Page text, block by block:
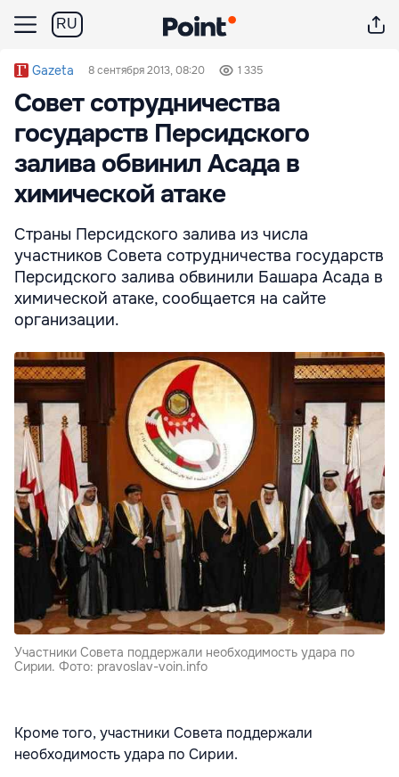
RU
Gazeta 8 сентября 2013, 08:20 1 335
Совет сотрудничества
государств Персидского
залива обвинил Асада в
химической атаке
Страны Персидского залива из числа
участников Совета сотрудничества государств
Персидского залива обвинили Башара Асада в
химической атаке, сообщается на сайте
организации.
Участники Совета поддержали необходимость удара по
Сирии. Фото: pravoslav-voin.info
Кроме того, участники Совета поддержали
необходимость удара по Сирии.